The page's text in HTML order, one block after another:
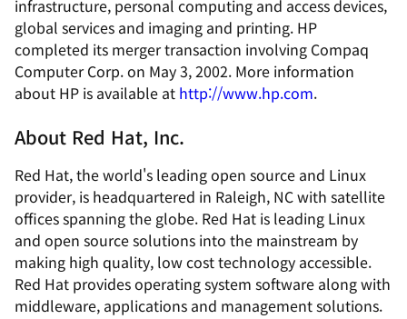
infrastructure, personal computing and access devices,
global services and imaging and printing. HP
completed its merger transaction involving Compaq
Computer Corp. on May 3, 2002. More information
about HP is available at http://www.hp.com.
About Red Hat, Inc.
Red Hat, the world's leading open source and Linux
provider, is headquartered in Raleigh, NC with satellite
offices spanning the globe. Red Hat is leading Linux
and open source solutions into the mainstream by
making high quality, low cost technology accessible.
Red Hat provides operating system software along with
middleware, applications and management solutions.